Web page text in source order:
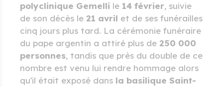
polyclinique Gemelli le 14 février, suivie
de son décès le 21 avril et de ses funérailles
cinq jours plus tard. La cérémonie funéraire
du pape argentin a attiré plus de 250 000
personnes, tandis que près du double de ce
nombre est venu lui rendre hommage alors
qu'il était exposé dans la basilique Saint-